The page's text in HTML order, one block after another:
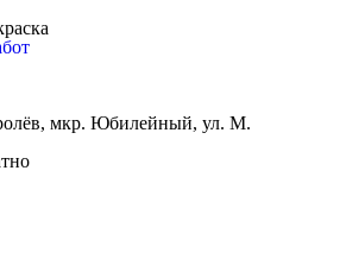
мкр. Юбилейный, ул. М.